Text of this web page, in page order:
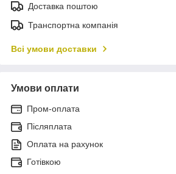
Доставка поштою
Транспортна компанія
Всі умови доставки
Умови оплати
Пром-оплата
Післяплата
Оплата на рахунок
Готівкою